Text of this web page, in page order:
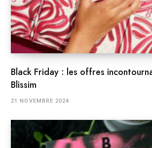
Black Friday : les offres
Blissim
21 NOVEMBRE 2024